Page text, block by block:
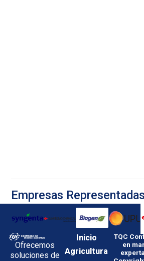
Empresas
Ofrecemos
soluciones de
Inicio
Agricultura
TQC
en